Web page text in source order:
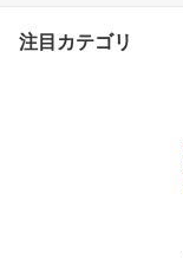
注目カテゴリ